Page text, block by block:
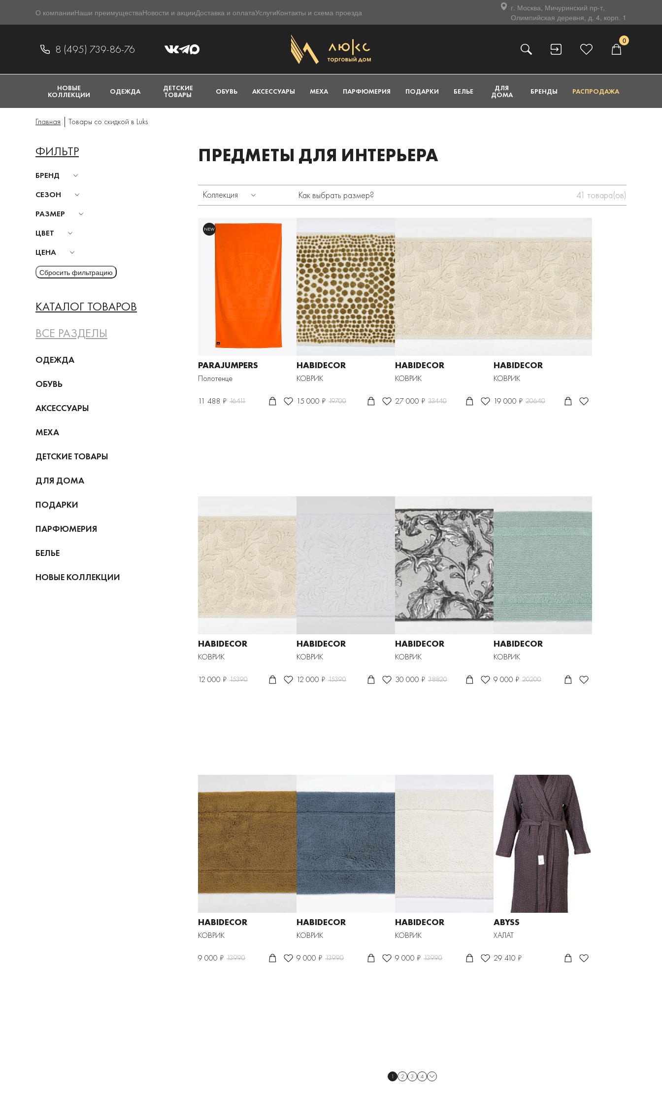
О компанииНаши преимуществаНовости и акцииДоставка и оплатаУслугиКонтакты и схема проезда
г. Москва, Мичуринский пр-т,
Олимпийская деревня, д. 4, корп. 1
8 (495) 739-86-76
0
НОВЫЕ
КОЛЛЕКЦИИ ОДЕЖДА ДЕТСКИЕ
ТОВАРЫ ОБУВЬ АКСЕССУАРЫ МЕХА ПАРФЮМЕРИЯ ПОДАРКИ БЕЛЬЕ ДЛЯ
ДОМА БРЕНДЫ РАСПРОДАЖА
Главная Товары со скидкой в Luks
ФИЛЬТР
БРЕНД
СЕЗОН
РАЗМЕР
ЦВЕТ
ЦЕНА
КАТАЛОГ ТОВАРОВ
ВСЕ РАЗДЕЛЫ
ОДЕЖДА
ОБУВЬ
АКСЕССУАРЫ
МЕХА
ДЕТСКИЕ ТОВАРЫ
ДЛЯ ДОМА
ПОДАРКИ
ПАРФЮМЕРИЯ
БЕЛЬЕ
НОВЫЕ КОЛЛЕКЦИИ
ПРЕДМЕТЫ ДЛЯ ИНТЕРЬЕРА
Коллекция Как выбрать размер? 41 товара(ов)
NEW
PARAJUMPERS
Полотенце
11 488 ₽ 16411
HABIDECOR
КОВРИК
15 000 ₽ 19700
HABIDECOR
КОВРИК
27 000 ₽ 33440
HABIDECOR
КОВРИК
19 000 ₽ 20640
HABIDECOR
КОВРИК
12 000 ₽ 15390
HABIDECOR
КОВРИК
12 000 ₽ 15390
HABIDECOR
КОВРИК
30 000 ₽ 38820
HABIDECOR
КОВРИК
9 000 ₽ 20200
HABIDECOR
КОВРИК
9 000 ₽ 13990
HABIDECOR
КОВРИК
9 000 ₽ 13990
HABIDECOR
КОВРИК
9 000 ₽ 13990
ABYSS
ХАЛАТ
29 410 ₽
1 2 3 4